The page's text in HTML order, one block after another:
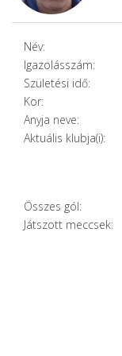
Név:
Igazolásszám:
Születési idő:
Kor:
Anyja neve:
Aktuális klubja(i):
Összes gól:
Játszott meccsek: